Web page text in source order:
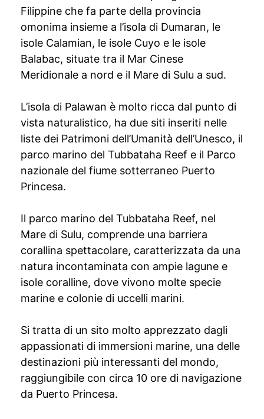
Filippine che fa parte della provincia
omonima insieme a l’isola di Dumaran, le
isole Calamian, le isole Cuyo e le isole
Balabac, situate tra il Mar Cinese
Meridionale a nord e il Mare di Sulu a sud.
L’isola di Palawan è molto ricca dal punto di
vista naturalistico, ha due siti inseriti nelle
liste dei Patrimoni dell’Umanità dell’Unesco, il
parco marino del Tubbataha Reef e il Parco
nazionale del fiume sotterraneo Puerto
Princesa.
Il parco marino del Tubbataha Reef, nel
Mare di Sulu, comprende una barriera
corallina spettacolare, caratterizzata da una
natura incontaminata con ampie lagune e
isole coralline, dove vivono molte specie
marine e colonie di uccelli marini.
Si tratta di un sito molto apprezzato dagli
appassionati di immersioni marine, una delle
destinazioni più interessanti del mondo,
raggiungibile con circa 10 ore di navigazione
da Puerto Princesa.